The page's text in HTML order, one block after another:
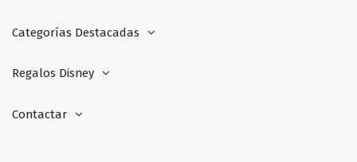
Categorías Destacadas
Regalos Disney
Contactar